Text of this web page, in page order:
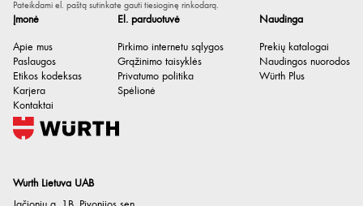
Wurth Lietuva UAB
Įmonė
Apie mus
Paslaugos
Etikos kodeksas
Karjera
Kontaktai
El. parduotuvė
Pirkimo internetu sąlygos
Grąžinimo taisyklės
Privatumo politika
Spėlionė
Naudinga
Prekių katalogai
Naudingos nuorodos
Würth Plus
Pateikdami el. paštą sutinkate gauti tiesioginę rinkodarą.